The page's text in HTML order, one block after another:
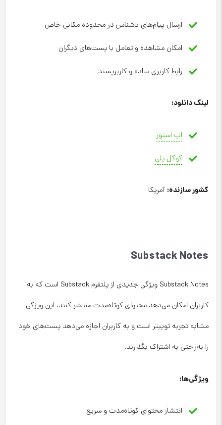
ارسال پیام‌های ناشناس در محدوده مکانی خاص
امکان مشاهده و تعامل با پست‌های دیگران
رابط کاربری ساده و کاربرپسند
لینک دانلود:
اپ استور
گوگل پلی
کشور سازنده: آمریکا
Substack Notes
Substack Notes ویژگی جدیدی از پلتفرم Substack است که به
کاربران امکان می‌دهد محتوای کوتاه‌مدت منتشر کنند. این ویژگی
مشابه تجربه توییتر است و به کاربران اجازه می‌دهد پست‌های خود
را به‌راحتی به اشتراک بگذارند.
ویژگی‌ها:
انتشار محتوای کوتاه‌مدت و سریع